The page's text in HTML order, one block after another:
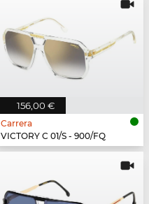
156,00 €
Carrera
VICTORY C 01/S - 900/FQ